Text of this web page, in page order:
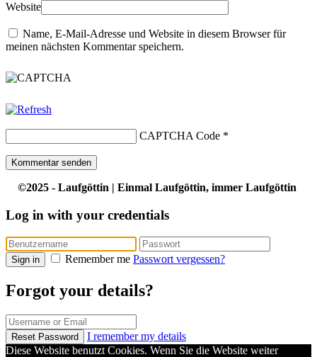
Website
Name, E-Mail-Adresse und Website in diesem Browser für
meinen nächsten Kommentar speichern.
CAPTCHA Code *
©2025 - Laufgöttin | Einmal Laufgöttin, immer Laufgöttin
Log in with your credentials
Sign in Remember me Passwort vergessen?
Forgot your details?
Reset Password
I remember my details
Diese Website benutzt Cookies. Wenn Sie die Website weiter